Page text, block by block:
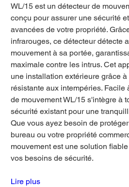
WL/15 est un détecteur de
conçu pour assurer une sécurité
avancées de votre propriété.
infrarouges, ce détecteur détecte
mouvement à sa portée,
maximale contre les intrus. Cet
une installation extérieure grâce
résistante aux intempéries. Facile
de mouvement WL/15 s'intègre à
sécurité existant pour une
Que vous ayez besoin de
bureau ou votre propriété
mouvement est une solution
vos besoins de sécurité.
Lire plus